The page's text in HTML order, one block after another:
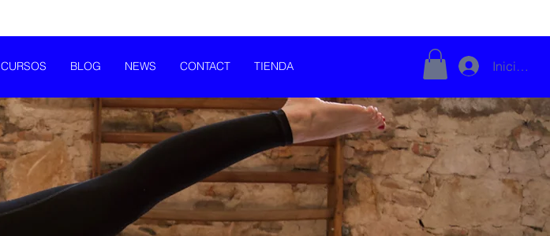
CURSOS BLOG NEWS CONTACT TIENDA Iniciar